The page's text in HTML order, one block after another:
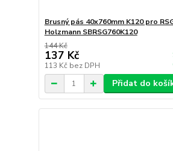
Brusný pás 40x760mm K120 pro
Holzmann SBRSG760K120
144 Kč
137 Kč
113 Kč bez DPH
Přidat do